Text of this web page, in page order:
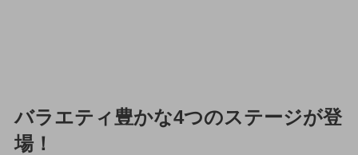
バラエティ豊かな4つのステージが登
場！